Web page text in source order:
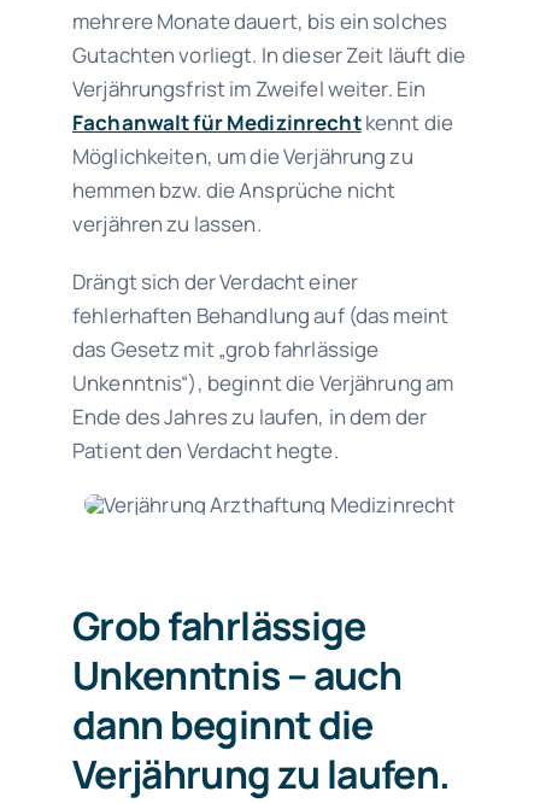
mehrere Monate dauert, bis ein solches
Gutachten vorliegt. In dieser Zeit läuft die
Verjährungsfrist im Zweifel weiter. Ein
Fachanwalt für Medizinrechtkennt die
Möglichkeiten, um die Verjährung zu
hemmen bzw. die Ansprüche nicht
verjähren zu lassen.
Drängt sich der Verdacht einer
fehlerhaften Behandlung auf (das meint
das Gesetz mit „grob fahrlässige
Unkenntnis“), beginnt die Verjährung am
Ende des Jahres zu laufen, in dem der
Patient den Verdacht hegte.
Grob fahrlässige
Unkenntnis – auch
dann beginnt die
Verjährung zu laufen.